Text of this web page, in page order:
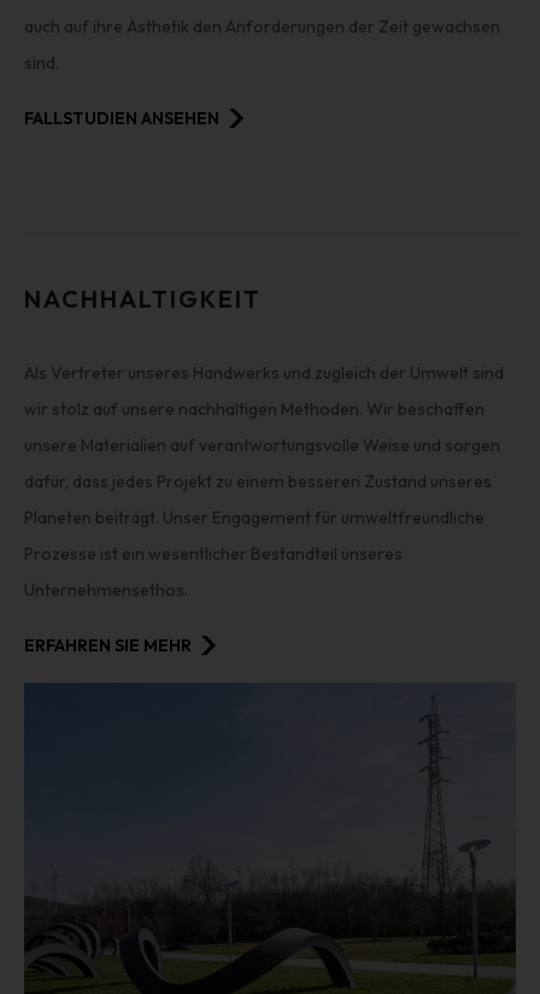
auch auf ihre Ästhetik den Anforderungen der Zeit gewachsen
sind.
FALLSTUDIEN ANSEHEN
NACHHALTIGKEIT
Als Vertreter unseres Handwerks und zugleich der Umwelt sind
wir stolz auf unsere nachhaltigen Methoden. Wir beschaffen
unsere Materialien auf verantwortungsvolle Weise und sorgen
dafür, dass jedes Projekt zu einem besseren Zustand unseres
Planeten beiträgt. Unser Engagement für umweltfreundliche
Prozesse ist ein wesentlicher Bestandteil unseres
Unternehmensethos.
ERFAHREN SIE MEHR